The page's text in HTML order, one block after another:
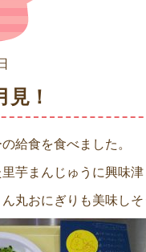
見！
給食を食べました。
芋まんじゅうに興味
丸おにぎりも美味し